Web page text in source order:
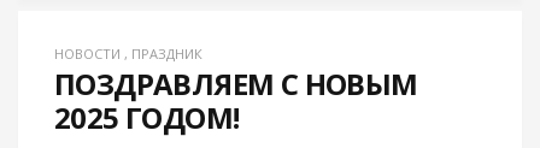
НОВОСТИ , ПРАЗДНИК
ПОЗДРАВЛЯЕМ С НОВЫМ
2025 ГОДОМ!